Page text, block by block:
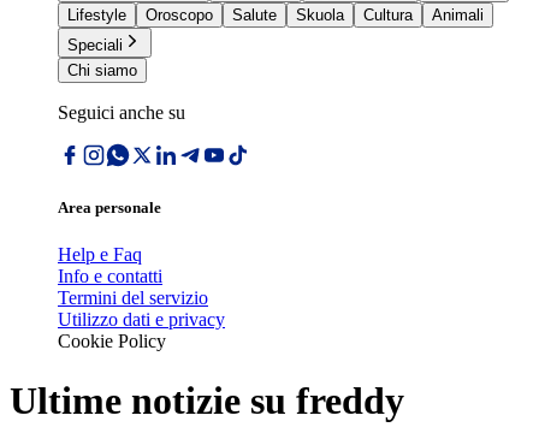
Lifestyle
Oroscopo Salute Skuola Cultura
Animali
Speciali
Chi siamo
Seguici anche su
Area personale
Help e Faq
Info e contatti
Termini del servizio
Utilizzo dati e privacy
Cookie Policy
Ultime notizie su freddy